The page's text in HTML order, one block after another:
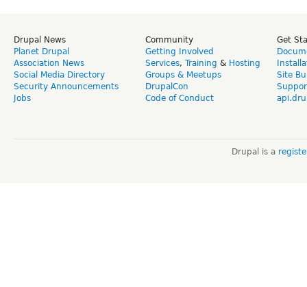
Drupal News
Planet Drupal
Association News
Social Media Directory
Security Announcements
Jobs
Community
Getting Involved
Services, Training & Hosting
Groups & Meetups
DrupalCon
Code of Conduct
Get
Site
Drupal is a